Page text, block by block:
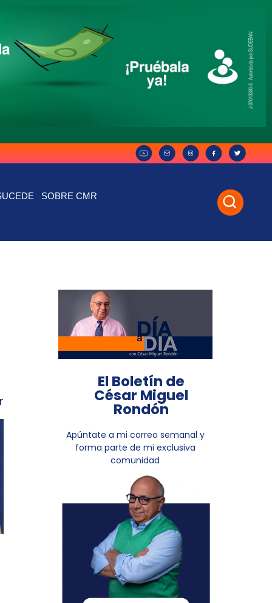
SOBRE CMR
El Boletín de
César Miguel
Rondón
Apúntate a mi correo semanal y
forma parte de mi exclusiva
comunidad